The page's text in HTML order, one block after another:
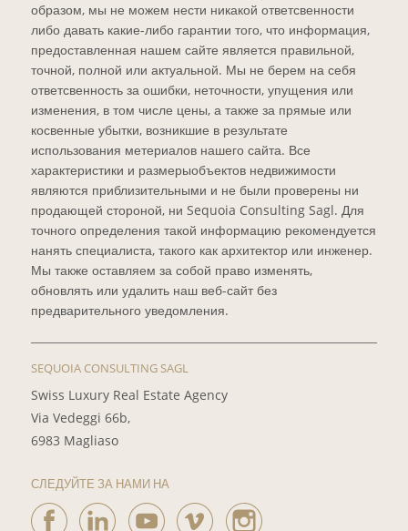
образом, мы не можем нести никакой ответсвенности
либо давать какие-либо гарантии того, что информация,
предоставленная нашем сайте является правильной,
точной, полной или актуальной. Мы не берем на себя
ответсвенность за ошибки, неточности, упущения или
изменения, в том числе цены, а также за прямые или
косвенные убытки, возникшие в результате
использования метериалов нашего сайта. Все
характеристики и размерыобъектов недвижимости
являются приблизительными и не были проверены ни
продающей стороной, ни Sequoia Consulting Sagl. Для
точного определения такой информацию рекомендуется
нанять специалиста, такого как архитектор или инженер.
Мы также оставляем за собой право изменять,
обновлять или удалить наш веб-сайт без
предварительного уведомления.
SEQUOIA CONSULTING SAGL
Swiss Luxury Real Estate Agency
Via Vedeggi 66b,
6983 Magliaso
СЛЕДУЙТЕ ЗА НАМИ НА